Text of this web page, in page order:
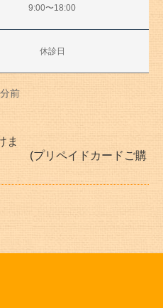
9:00〜18:00
休診日
前
ま
カードご購